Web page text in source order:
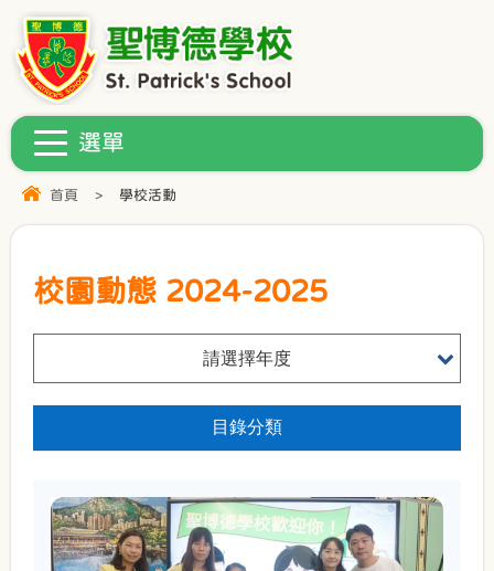
首頁 > 學校活動
校園動態 2024-2025
請選擇年度
目錄分類